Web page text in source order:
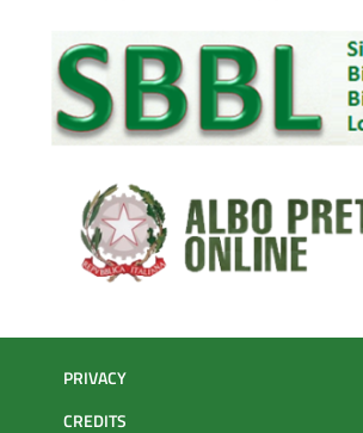
PRIVACY
CREDITS